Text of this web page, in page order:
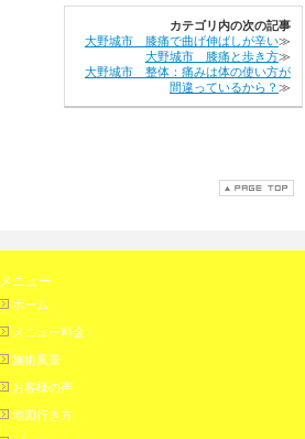
カテゴリ内の次の記事
大野城市 膝痛で曲げ伸ばしが辛い≫
大野城市 膝痛と歩き方≫
大野城市 整体：痛みは体の使い方が
間違っているから？ ≫
メニュー
ホーム
メニュー料金
施術風景
お客様の声
地図行き方